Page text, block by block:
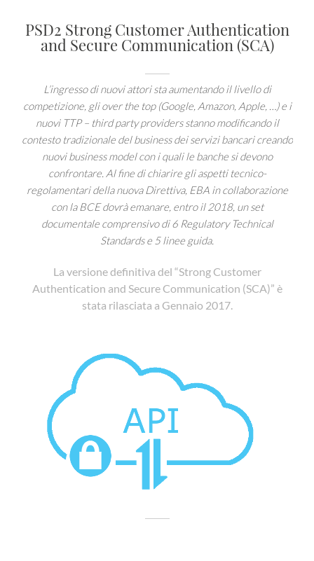
PSD2 Strong Customer Authentication
and Secure Communication (SCA)
L’ingresso di nuovi attori sta aumentando il livello di
competizione, gli over the top (Google, Amazon, Apple, …) e i
nuovi TTP – third party providers stanno modificando il
contesto tradizionale del business dei servizi bancari creando
nuovi business model con i quali le banche si devono
confrontare. Al fine di chiarire gli aspetti tecnico-
regolamentari della nuova Direttiva, EBA in collaborazione
con la BCE dovrà emanare, entro il 2018, un set
documentale comprensivo di 6 Regulatory Technical
Standards e 5 linee guida.
La versione definitiva del “Strong Customer
Authentication and Secure Communication (SCA)” è
stata rilasciata a Gennaio 2017.